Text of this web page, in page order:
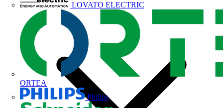
LOVATO ELECTRIC
ORTEA
Philips